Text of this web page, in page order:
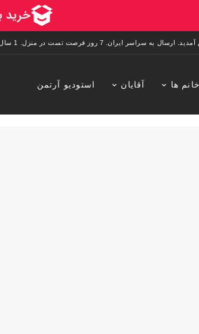
سراسر ایران. 7 روز فرصت تست در منزل. 1 سال خدمات پس از فروش.
خانم ها آقایان استودیو آرتمن